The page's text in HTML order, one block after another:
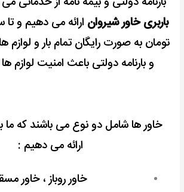
باربری خاور شیروان
تومان به صورت رایگان تمام بار و لوازم
و بارنامه دولتی باعث امنیت لوازم
خاور ها شامل دو نوع می باشند که
ارائه می دهیم :
خاور روباز ، خاور